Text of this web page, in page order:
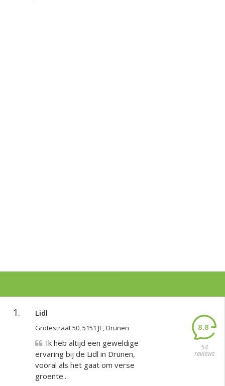
1. Lidl
Grotestraat 50, 5151 JE, Drunen 8.8
54
reviews
Ik heb altijd een geweldige
ervaring bij de Lidl in Drunen,
vooral als het gaat om verse
groente...